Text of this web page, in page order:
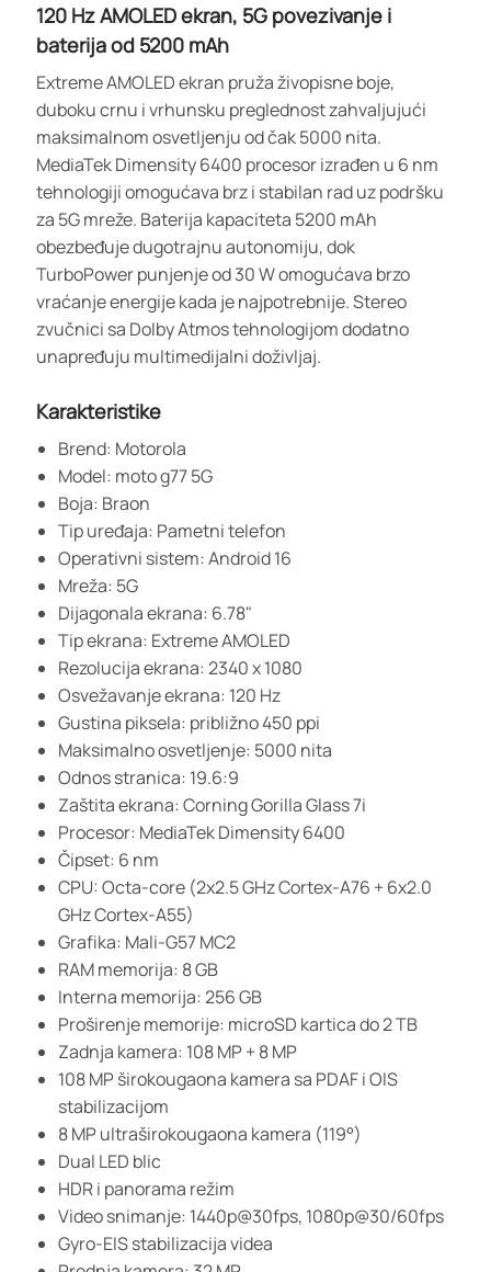
120 Hz AMOLED ekran, 5G povezivanje i
baterija od 5200 mAh
Extreme AMOLED ekran pruža živopisne boje,
duboku crnu i vrhunsku preglednost zahvaljujući
maksimalnom osvetljenju od čak 5000 nita.
MediaTek Dimensity 6400 procesor izrađen u 6 nm
tehnologiji omogućava brz i stabilan rad uz podršku
za 5G mreže. Baterija kapaciteta 5200 mAh
obezbeđuje dugotrajnu autonomiju, dok
TurboPower punjenje od 30 W omogućava brzo
vraćanje energije kada je najpotrebnije. Stereo
zvučnici sa Dolby Atmos tehnologijom dodatno
unapređuju multimedijalni doživljaj.
Karakteristike
Brend: Motorola
Model: moto g77 5G
Boja: Braon
Tip uređaja: Pametni telefon
Operativni sistem: Android 16
Mreža: 5G
Dijagonala ekrana: 6.78"
Tip ekrana: Extreme AMOLED
Rezolucija ekrana: 2340 x 1080
Osvežavanje ekrana: 120 Hz
Gustina piksela: približno 450 ppi
Maksimalno osvetljenje: 5000 nita
Odnos stranica: 19.6:9
Zaštita ekrana: Corning Gorilla Glass 7i
Procesor: MediaTek Dimensity 6400
Čipset: 6 nm
CPU: Octa-core (2x2.5 GHz Cortex-A76 + 6x2.0
GHz Cortex-A55)
Grafika: Mali-G57 MC2
RAM memorija: 8 GB
Interna memorija: 256 GB
Proširenje memorije: microSD kartica do 2 TB
Zadnja kamera: 108 MP + 8 MP
108 MP širokougaona kamera sa PDAF i OIS
stabilizacijom
8 MP ultraširokougaona kamera (119°)
Dual LED blic
HDR i panorama režim
Video snimanje: 1440p@30fps, 1080p@30/60fps
Gyro-EIS stabilizacija videa